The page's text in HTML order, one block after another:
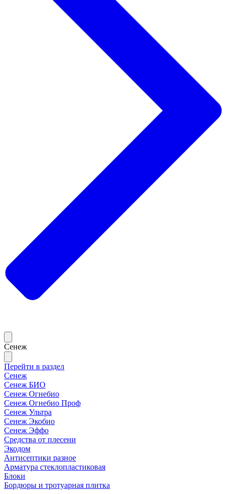
Сенеж
Перейти в раздел
Сенеж
Сенеж БИО
Сенеж Огнебио
Сенеж Огнебио Проф
Сенеж Ультра
Сенеж Экобио
Сенеж Эффо
Средства от плесени
Экодом
Антисептики разное
Арматура стеклопластиковая
Блоки
Бордюры и тротуарная плитка